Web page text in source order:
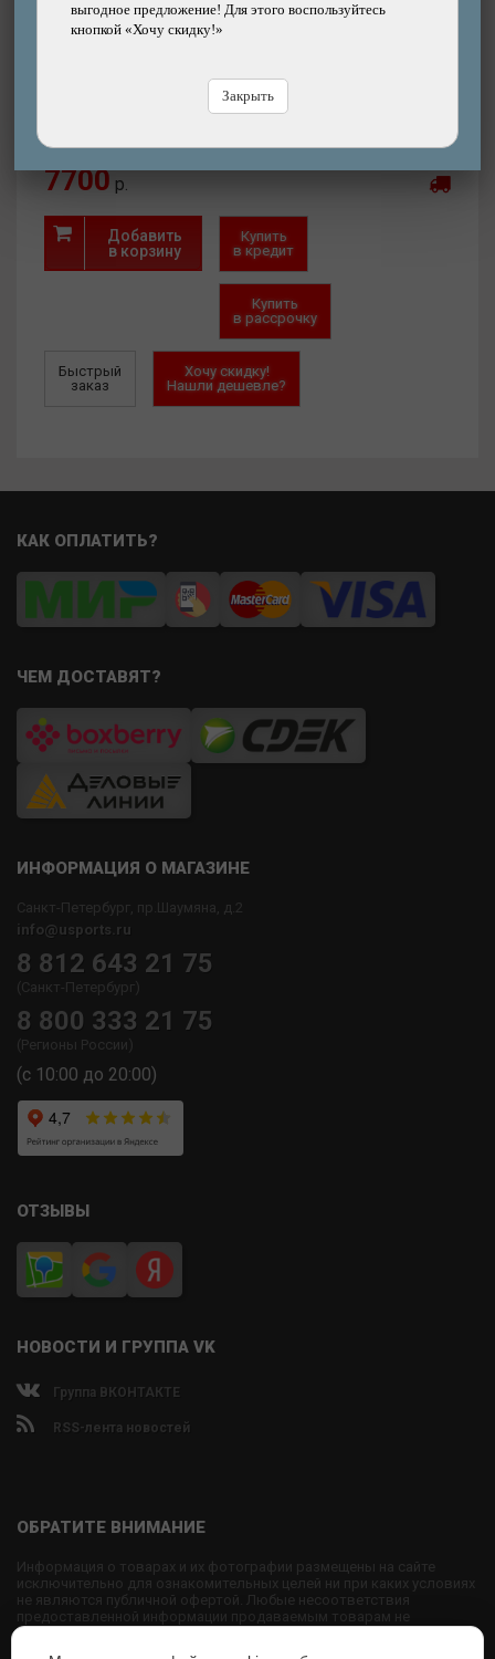
выгодное предложение! Для этого воспользуйтесь
кнопкой «Хочу скидку!»
Закрыть
7700 р.
Добавить
в корзину
Купить
в кредит
Купить
в рассрочку
Быстрый
заказ
Хочу скидку!
Нашли дешевле?
КАК ОПЛАТИТЬ?
ЧЕМ ДОСТАВЯТ?
ИНФОРМАЦИЯ О МАГАЗИНЕ
Санкт-Петербург, пр.Шаумяна, д.2
info@usports.ru
8 812 643 21 75
(Санкт-Петербург)
8 800 333 21 75
(Регионы России)
(с 10:00 до 20:00)
ОТЗЫВЫ
НОВОСТИ И ГРУППА VK
Группа ВКОНТАКТЕ
RSS-лента новостей
ОБРАТИТЕ ВНИМАНИЕ
Информация о товарах и их фотографии размещены на сайте
исключительно для ознакомительных целей ни при каких условиях
не являются публичной офертой. Любые несоответствия
предоставленной информации продаваемым товарам не
являются основанием для претензий, так как внешний вид и